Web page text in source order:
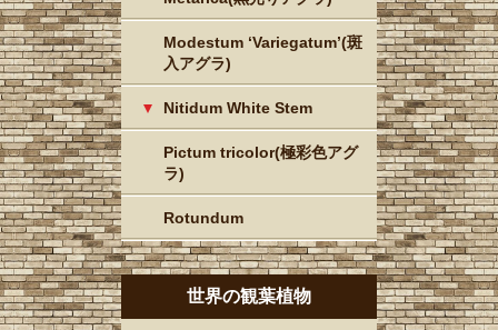
Modestum ‘Variegatum’(斑
入アグラ)
Nitidum White Stem
Pictum tricolor(極彩色アグ
ラ)
Rotundum
世界の観葉植物